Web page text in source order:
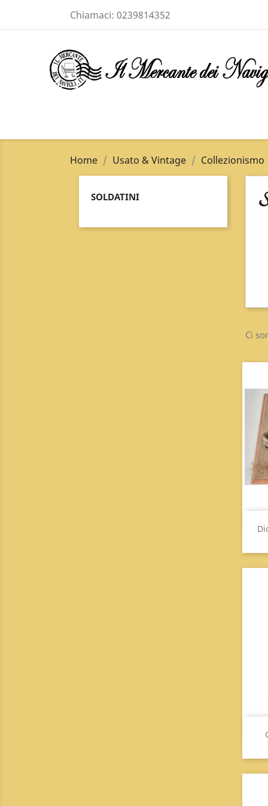
Chiamaci: 0239814352
Home Usato & Vintage Collezionismo
SOLDATINI
Ci